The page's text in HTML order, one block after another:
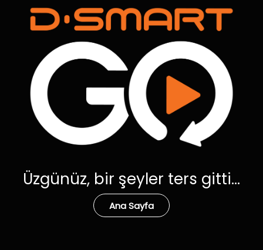
Üzgünüz, bir şeyler ters gitti...
Ana Sayfa